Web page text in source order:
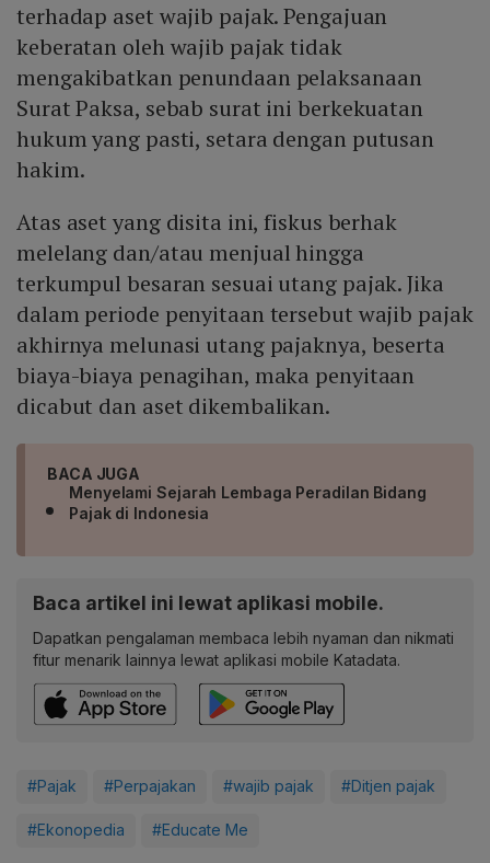
terhadap aset wajib pajak. Pengajuan
keberatan oleh wajib pajak tidak
mengakibatkan penundaan pelaksanaan
Surat Paksa, sebab surat ini berkekuatan
hukum yang pasti, setara dengan putusan
hakim.
Atas aset yang disita ini, fiskus berhak
melelang dan/atau menjual hingga
terkumpul besaran sesuai utang pajak. Jika
dalam periode penyitaan tersebut wajib pajak
akhirnya melunasi utang pajaknya, beserta
biaya-biaya penagihan, maka penyitaan
dicabut dan aset dikembalikan.
BACA JUGA
Menyelami Sejarah Lembaga Peradilan Bidang
Pajak di Indonesia
Baca artikel ini lewat aplikasi mobile.
Dapatkan pengalaman membaca lebih nyaman dan nikmati
fitur menarik lainnya lewat aplikasi mobile Katadata.
#Pajak #Perpajakan #wajib pajak #Ditjen pajak
#Ekonopedia #Educate Me